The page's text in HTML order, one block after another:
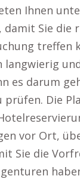
Ihnen
damit Sie die
treffen
langwierig
es darum
Die
vor Ort,
Sie die